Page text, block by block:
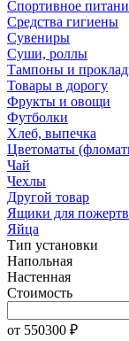
Спортивное
Средства гигиены
Сувениры
Суши, роллы
Тампоны и
Товары в дорогу
Фрукты и овощи
Футболки
Хлеб, выпечка
Цветоматы
Чай
Чехлы
Другой товар
Ящики для
Яйца
Тип установки
Напольная
Настенная
Стоимость
от 550300 ₽